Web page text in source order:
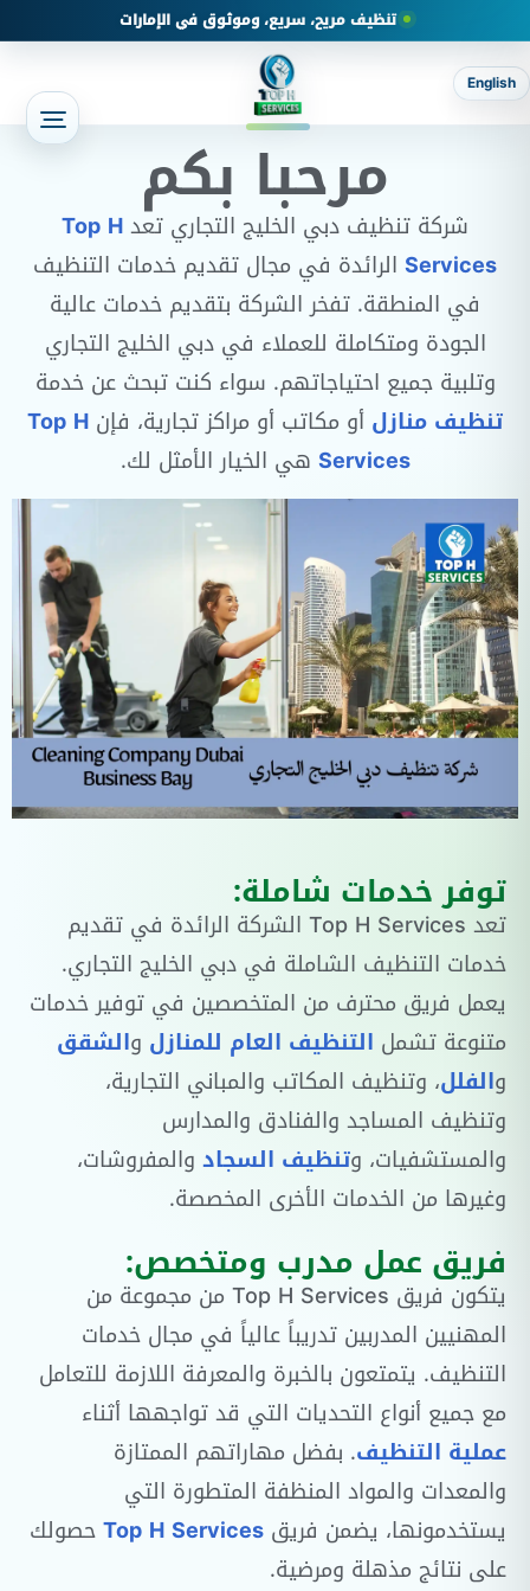
تنظيف مريح، سريع، وموثوق في الإمارات
English
مرحبا بكم
شركة تنظيف دبي الخليج التجاري تعدTop H
Services الرائدة في مجال تقديم خدمات التنظيف
في المنطقة. تفخر الشركة بتقديم خدمات عالية
الجودة ومتكاملة للعملاء في دبي الخليج التجاري
وتلبية جميع احتياجاتهم. سواء كنت تبحث عن خدمة
تنظيف منازل أو مكاتب أو مراكز تجارية، فإن Top H
Services هي الخيار الأمثل لك.
توفر خدمات شاملة:
تعد Top H Services الشركة الرائدة في تقديم
خدمات التنظيف الشاملة في دبي الخليج التجاري.
يعمل فريق محترف من المتخصصين في توفير خدمات
متنوعة تشمل التنظيف العام للمنازل والشقق
والفلل، وتنظيف المكاتب والمباني التجارية،
وتنظيف المساجد والفنادق والمدارس
والمستشفيات، وتنظيف السجاد والمفروشات،
وغيرها من الخدمات الأخرى المخصصة.
فريق عمل مدرب ومتخصص:
يتكون فريق Top H Services من مجموعة من
المهنيين المدربين تدريباً عالياً في مجال خدمات
التنظيف. يتمتعون بالخبرة والمعرفة اللازمة للتعامل
مع جميع أنواع التحديات التي قد تواجهها أثناء
عملية التنظيف. بفضل مهاراتهم الممتازة
والمعدات والمواد المنظفة المتطورة التي
يستخدمونها، يضمن فريق Top H Servicesحصولك
على نتائج مذهلة ومرضية.